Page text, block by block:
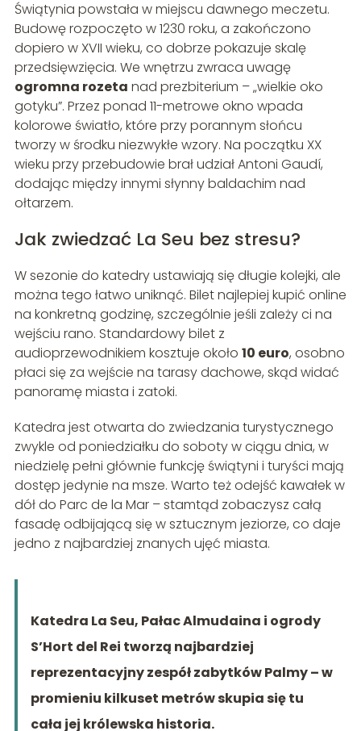
Świątynia powstała w miejscu dawnego meczetu.
Budowę rozpoczęto w 1230 roku, a zakończono
dopiero w XVII wieku, co dobrze pokazuje skalę
przedsięwzięcia. We wnętrzu zwraca uwagę
ogromna rozeta nad prezbiterium – „wielkie oko
gotyku”. Przez ponad 11-metrowe okno wpada
kolorowe światło, które przy porannym słońcu
tworzy w środku niezwykłe wzory. Na początku XX
wieku przy przebudowie brał udział Antoni Gaudí,
dodając między innymi słynny baldachim nad
ołtarzem.
Jak zwiedzać La Seu bez stresu?
W sezonie do katedry ustawiają się długie kolejki, ale
można tego łatwo uniknąć. Bilet najlepiej kupić online
na konkretną godzinę, szczególnie jeśli zależy ci na
wejściu rano. Standardowy bilet z
audioprzewodnikiem kosztuje około 10 euro, osobno
płaci się za wejście na tarasy dachowe, skąd widać
panoramę miasta i zatoki.
Katedra jest otwarta do zwiedzania turystycznego
zwykle od poniedziałku do soboty w ciągu dnia, w
niedzielę pełni głównie funkcję świątyni i turyści mają
dostęp jedynie na msze. Warto też odejść kawałek w
dół do Parc de la Mar – stamtąd zobaczysz całą
fasadę odbijającą się w sztucznym jeziorze, co daje
jedno z najbardziej znanych ujęć miasta.
Katedra La Seu, Pałac Almudaina i ogrody
S’Hort del Rei tworzą najbardziej
reprezentacyjny zespół zabytków Palmy – w
promieniu kilkuset metrów skupia się tu
cała jej królewska historia.